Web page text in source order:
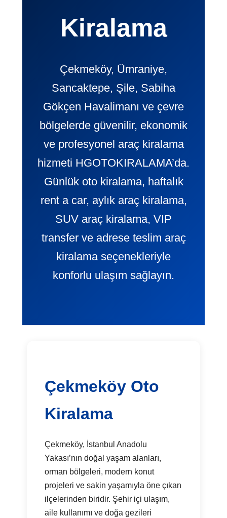
Kiralama
Çekmeköy, Ümraniye,
Sancaktepe, Şile, Sabiha
Gökçen Havalimanı ve çevre
bölgelerde güvenilir, ekonomik
ve profesyonel araç kiralama
hizmeti HGOTOKIRALAMA’da.
Günlük oto kiralama, haftalık
rent a car, aylık araç kiralama,
SUV araç kiralama, VIP
transfer ve adrese teslim araç
kiralama seçenekleriyle
konforlu ulaşım sağlayın.
Çekmeköy Oto
Kiralama
Çekmeköy, İstanbul Anadolu
Yakası’nın doğal yaşam alanları,
orman bölgeleri, modern konut
projeleri ve sakin yaşamıyla öne çıkan
ilçelerinden biridir. Şehir içi ulaşım,
aile kullanımı ve doğa gezileri